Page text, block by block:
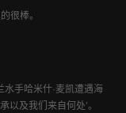
很棒。
手哈米什·麦凯遭遇海
以及我们来自何处’。